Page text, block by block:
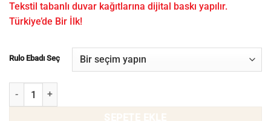
Tekstil tabanlı duvar kağıtlarına dijital baskı yapılır.
Türkiye’de Bir İlk!
Rulo Ebadı Seç
Otel Odası Duvar Kağıdı WLF 30801/13-10 adet